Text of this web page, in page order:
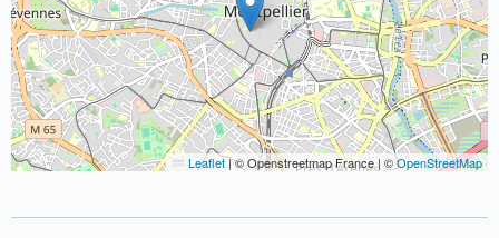
Leaflet|© Openstreetmap France | ©OpenStreetMap